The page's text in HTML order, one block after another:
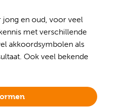
en oud, voor veel
met verschillende
akkoordsymbolen als
Ook veel bekende